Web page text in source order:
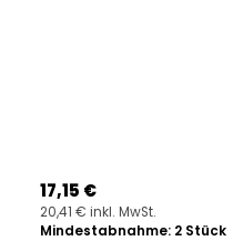
Regulärer Preis:
17,15 €
20,41 € inkl. MwSt.
Mindestabnahme: 2 Stück